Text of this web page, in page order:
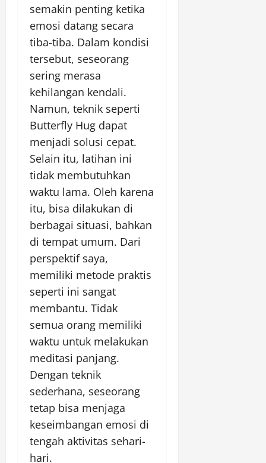
semakin penting ketika
emosi datang secara
tiba-tiba. Dalam kondisi
tersebut, seseorang
sering merasa
kehilangan kendali.
Namun, teknik seperti
Butterfly Hug dapat
menjadi solusi cepat.
Selain itu, latihan ini
tidak membutuhkan
waktu lama. Oleh karena
itu, bisa dilakukan di
berbagai situasi, bahkan
di tempat umum. Dari
perspektif saya,
memiliki metode praktis
seperti ini sangat
membantu. Tidak
semua orang memiliki
waktu untuk melakukan
meditasi panjang.
Dengan teknik
sederhana, seseorang
tetap bisa menjaga
keseimbangan emosi di
tengah aktivitas sehari-
hari.